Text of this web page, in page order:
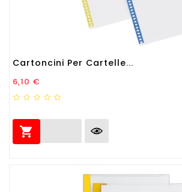
Cartoncini Per Cartelle...
Prezzo
6,10 €
